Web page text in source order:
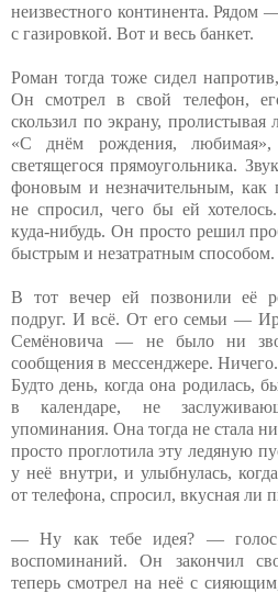
неизвестного континента. Рядом
с газировкой. Вот и весь банкет.
Роман тогда тоже сидел
Он смотрел в свой телефон,
скользил по экрану, пролистывая
«С днём рождения,
светящегося прямоугольника.
фоновым и незначительным, как
не спросил, чего бы ей
куда-нибудь. Он просто решил
быстрым и незатратным способом.
В тот вечер ей позвонили её
подруг. И всё. От его семьи —
Семёновича — не было ни
сообщения в мессенджере.
Будто день, когда она родилась,
в календаре, не
упоминания. Она тогда не стала
просто проглотила эту ледяную
у неё внутри, и улыбнулась,
от телефона, спросил, вкусная ли
— Ну как тебе идея? — голос
воспоминаний. Он закончил
теперь смотрел на неё с